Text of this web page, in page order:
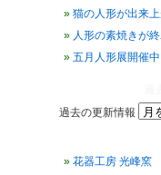
猫の人形が出来上
人形の素焼きが終
五月人形展開催中
過去の更新情報
花器工房 光峰窯